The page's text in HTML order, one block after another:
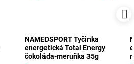
NAMEDSPORT Tyčinka
energetická Total Energy
čokoláda-meruňka 35g